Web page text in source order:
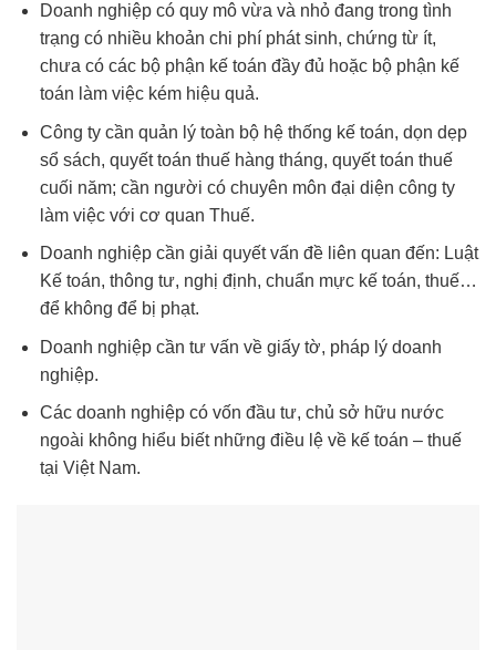
Doanh nghiệp có quy mô vừa và nhỏ đang trong tình
trạng có nhiều khoản chi phí phát sinh, chứng từ ít,
chưa có các bộ phận kế toán đầy đủ hoặc bộ phận kế
toán làm việc kém hiệu quả.
Công ty cần quản lý toàn bộ hệ thống kế toán, dọn dẹp
sổ sách, quyết toán thuế hàng tháng, quyết toán thuế
cuối năm; cần người có chuyên môn đại diện công ty
làm việc với cơ quan Thuế.
Doanh nghiệp cần giải quyết vấn đề liên quan đến: Luật
Kế toán, thông tư, nghị định, chuẩn mực kế toán, thuế…
để không để bị phạt.
Doanh nghiệp cần tư vấn về giấy tờ, pháp lý doanh
nghiệp.
Các doanh nghiệp có vốn đầu tư, chủ sở hữu nước
ngoài không hiểu biết những điều lệ về kế toán – thuế
tại Việt Nam.